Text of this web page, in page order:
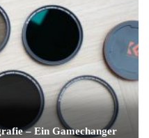
– Ein Gamechanger